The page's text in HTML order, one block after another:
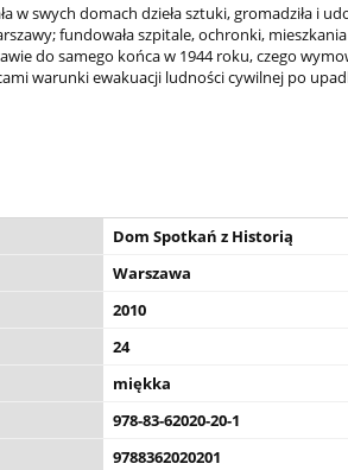
w swych domach dzieła sztuki, gromadziła i
fundowała szpitale, ochronki,
do samego końca w 1944 roku, czego
warunki ewakuacji ludności cywilnej po
Dom Spotkań z Historią
Warszawa
2010
24
miękka
978-83-62020-20-1
9788362020201